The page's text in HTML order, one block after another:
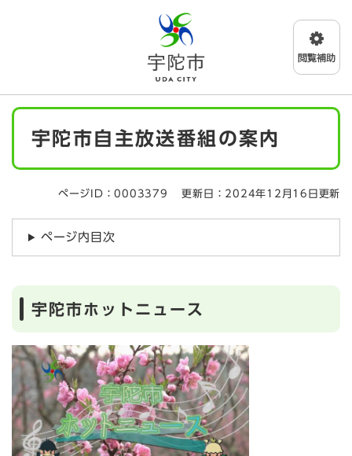
メニューを飛ばして本文へ
本
宇陀市自主放送番組の案内
ページID：0003379 更新日：2024年12月16日更新
ページ内目次
宇陀市ホットニュース